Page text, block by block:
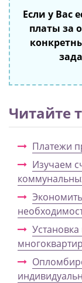
Если у Вас
платы за
Читайте
Платежи
Изучаем